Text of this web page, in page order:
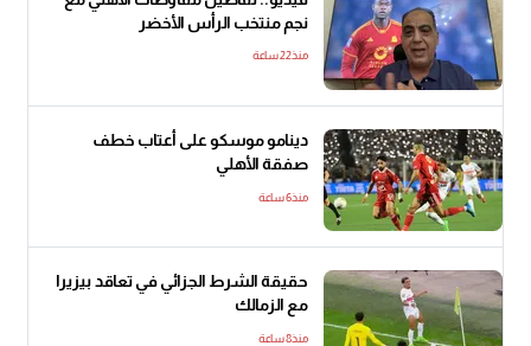
نجم منتخب الرأس الأخضر
منذ22 ساعة
دينامو موسكو على أعتاب خطف
صفقة الأهلي
منذ6 ساعة
حقيقة الشرط الجزائي في تعاقد بيزيرا
مع الزمالك
منذ8 ساعة